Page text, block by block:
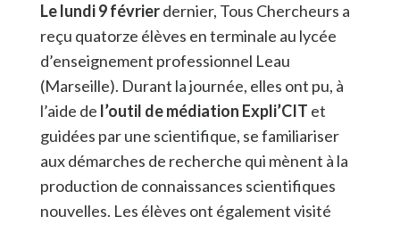
Le lundi 9 févrierdernier, Tous Chercheurs a
reçu quatorze élèves en terminale au lycée
d’enseignement professionnel Leau
(Marseille). Durant la journée, elles ont pu, à
l’aide de l’outil de médiation Expli’CIT et
guidées par une scientifique, se familiariser
aux démarches de recherche qui mènent à la
production de connaissances scientifiques
nouvelles. Les élèves ont également visité